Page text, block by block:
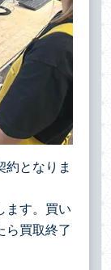
約となりま
ます。買い
ら買取終了